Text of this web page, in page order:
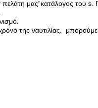
πελάτη μας”κατάλογος του s.
της ναυτιλίας.